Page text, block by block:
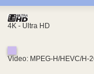
4K - Ultra HD
Video: MPEG-H/HEVC/H-